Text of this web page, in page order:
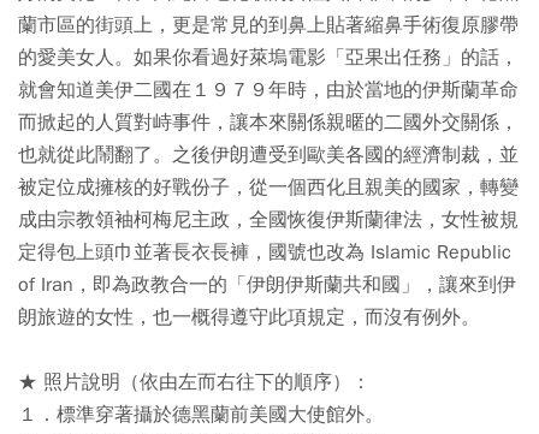
蘭市區的街頭上，更是常見的到鼻上貼著縮鼻手術復原膠帶
的愛美女人。如果你看過好萊塢電影「亞果出任務」的話，
就會知道美伊二國在１９７９年時，由於當地的伊斯蘭革命
而掀起的人質對峙事件，讓本來關係親暱的二國外交關係，
也就從此鬧翻了。之後伊朗遭受到歐美各國的經濟制裁，並
被定位成擁核的好戰份子，從一個西化且親美的國家，轉變
成由宗教領袖柯梅尼主政，全國恢復伊斯蘭律法，女性被規
定得包上頭巾並著長衣長褲，國號也改為 Islamic Republic
of Iran，即為政教合一的「伊朗伊斯蘭共和國」，讓來到伊
朗旅遊的女性，也一概得遵守此項規定，而沒有例外。
★ 照片說明（依由左而右往下的順序）：
１．標準穿著攝於德黑蘭前美國大使館外。